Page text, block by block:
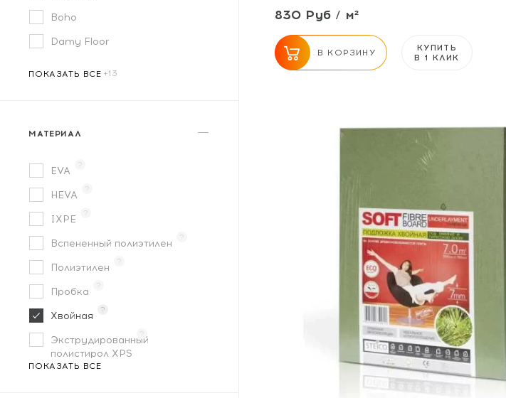
Boho
Damy Floor
ПОКАЗАТЬ ВСЕ
МАТЕРИАЛ
EVA
?
HEVA
?
IXPE
?
Вспененный полиэтилен
?
Полиэтилен
?
Пробка
?
Хвойная
?
Экструдированный
полистирол XPS
?
ПОКАЗАТЬ ВСЕ
830 Руб / м²
В КОРЗИНУ
КУПИТЬ
В 1 КЛИК